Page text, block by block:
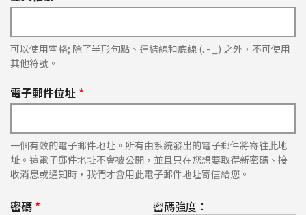
可以使用空格; 除了半形句點、連結線和底線 (. - _) 之外，不可使用
其他符號。
電子郵件位址 *
一個有效的電子郵件地址。所有由系統發出的電子郵件將寄往此地
址。這電子郵件地址不會被公開，並且只在您想要取得新密碼、接
收消息或通知時，我們才會用此電子郵件地址寄信給您。
密碼強度：
密碼 *